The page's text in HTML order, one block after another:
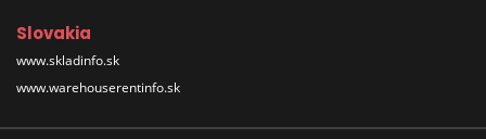
Slovakia
www.skladinfo.sk
www.warehouserentinfo.sk